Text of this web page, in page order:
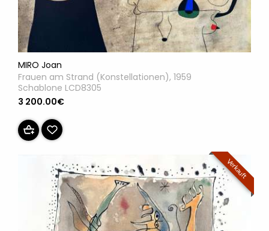
MIRO Joan
Frauen am Strand (Konstellationen), 1959
Schablone LCD8305
3 200.00€
Verkauft